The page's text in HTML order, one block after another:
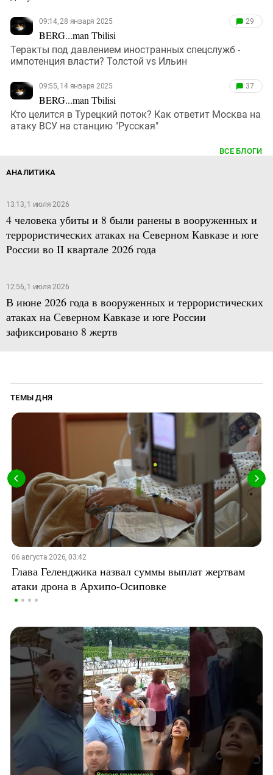
09:14, 28 января 2025
BERG...man Tbilisi
29
Теракты под давлением иностранных спецслужб -
импотенция власти? Толстой vs Ильин
09:55, 14 января 2025
BERG...man Tbilisi
37
Кто целится в Турецкий поток? Как ответит Москва на
атаку ВСУ на станцию "Русская"
ВСЕ БЛОГИ
АНАЛИТИКА
13:13, 1 июля 2026
4 человека убиты и 8 были ранены в вооруженных и
террористических атаках на Северном Кавказе и юге
России во II квартале 2026 года
12:56, 1 июля 2026
В июне 2026 года в вооруженных и террористических
атаках на Северном Кавказе и юге России
зафиксировано 8 жертв
ТЕМЫ ДНЯ
06 августа 2026, 03:42
Глава Геленджика назвал суммы выплат жертвам
атаки дрона в Архипо-Осиповке